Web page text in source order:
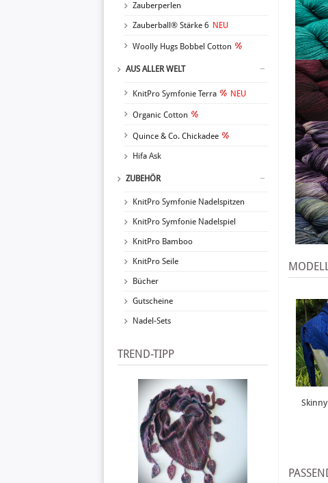
Zauberperlen
Zauberball® Stärke 6 NEU
Woolly Hugs Bobbel Cotton
AUS ALLER WELT
KnitPro Symfonie Terra NEU
Organic Cotton
Quince & Co. Chickadee
Hifa Ask
ZUBEHÖR
KnitPro Symfonie Nadelspitzen
KnitPro Symfonie Nadelspiel
KnitPro Bamboo
KnitPro Seile
Bücher
Gutscheine
Nadel-Sets
TREND-TIPP